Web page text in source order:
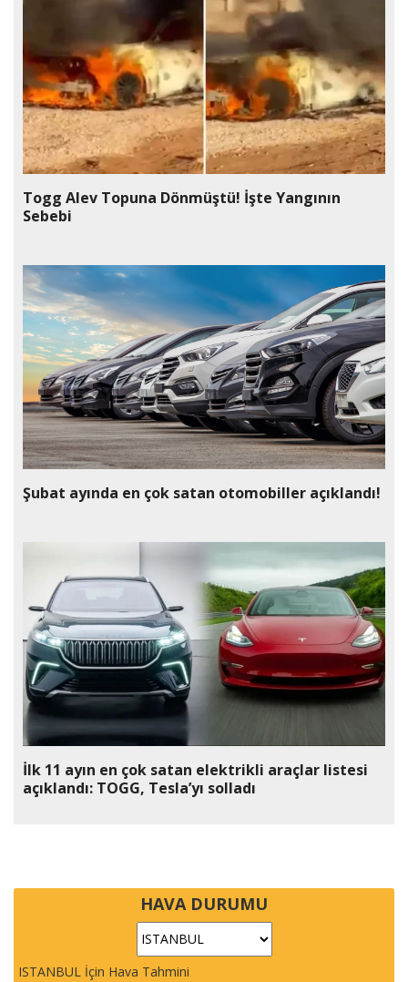
Togg Alev Topuna Dönmüştü! İşte Yangının
Sebebi
Şubat ayında en çok satan otomobiller açıklandı!
İlk 11 ayın en çok satan elektrikli araçlar listesi
açıklandı: TOGG, Tesla’yı solladı
HAVA DURUMU
ISTANBUL İçin Hava Tahmini